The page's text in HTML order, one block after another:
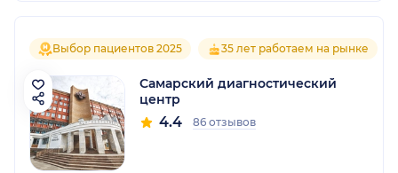
Выбор пациентов 2025 35 лет работаем на рынке
Самарский диагностический
центр
4.4 86 отзывов